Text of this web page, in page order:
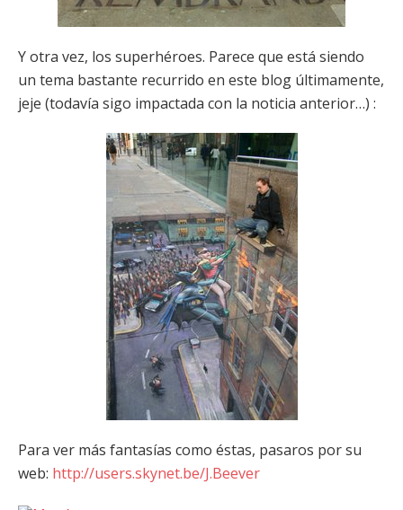
Y otra vez, los superhéroes. Parece que está siendo
un tema bastante recurrido en este blog últimamente,
jeje (todavía sigo impactada con la noticia anterior…) :
Para ver más fantasías como éstas, pasaros por su
web: http://users.skynet.be/J.Beever